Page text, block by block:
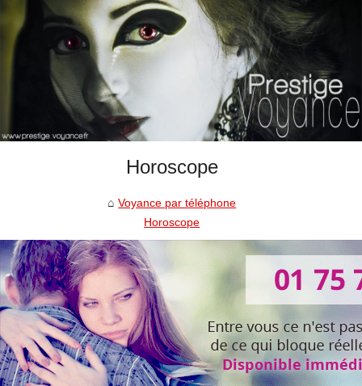
Horoscope
Voyance par téléphone
Horoscope